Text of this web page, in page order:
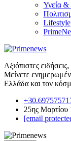
Υγεία &
Lifestyle
Αξιόπιστες
Μείνετε
Ελλάδα και τον
25ης
[email